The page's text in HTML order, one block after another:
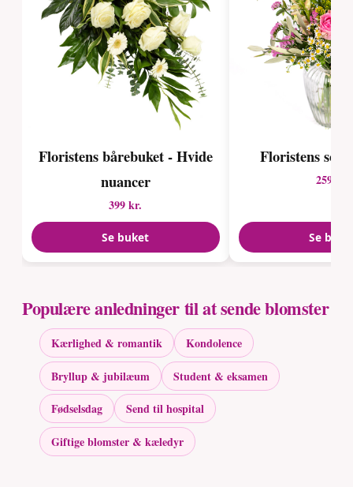
Floristens bårebuket - Hvide
nuancer
399 kr.
Se buket
Floristens
259 kr.
Se
Populære anledninger til at sende blomster
Kærlighed & romantik
Kondolence
Bryllup & jubilæum
Student & eksamen
Fødselsdag
Send til hospital
Giftige blomster & kæledyr